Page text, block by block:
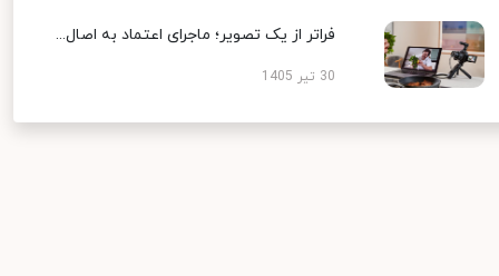
فراتر از یک تصویر؛ ماجرای اعتماد به اصال...
30 تیر 1405